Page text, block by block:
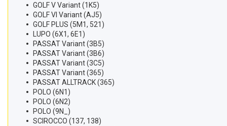
GOLF V Variant (1K5)
GOLF VI Variant (AJ5)
GOLF PLUS (5M1, 521)
LUPO (6X1, 6E1)
PASSAT Variant (3B5)
PASSAT Variant (3B6)
PASSAT Variant (3C5)
PASSAT Variant (365)
PASSAT ALLTRACK (365)
POLO (6N1)
POLO (6N2)
POLO (9N_)
SCIROCCO (137, 138)